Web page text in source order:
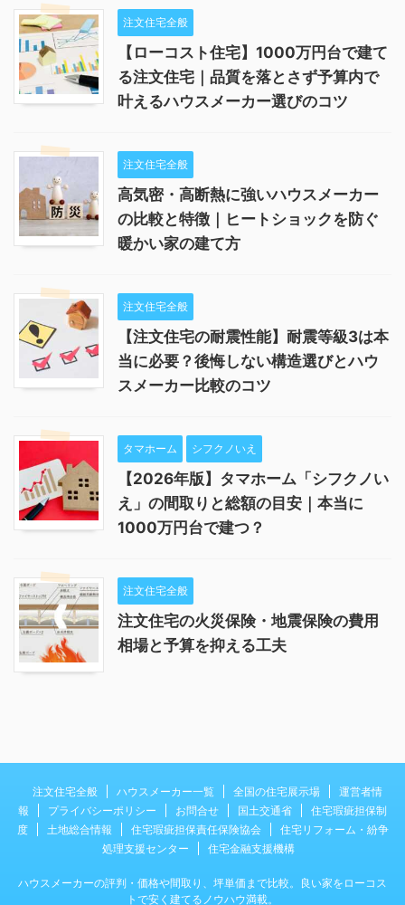
注文住宅全般
【ローコスト住宅】1000万円台で建て
る注文住宅｜品質を落とさず予算内で
叶えるハウスメーカー選びのコツ
注文住宅全般
高気密・高断熱に強いハウスメーカー
の比較と特徴｜ヒートショックを防ぐ
暖かい家の建て方
注文住宅全般
【注文住宅の耐震性能】耐震等級3は本
当に必要？後悔しない構造選びとハウ
スメーカー比較のコツ
タマホーム シフクノいえ
【2026年版】タマホーム「シフクノい
え」の間取りと総額の目安｜本当に
1000万円台で建つ？
注文住宅全般
注文住宅の火災保険・地震保険の費用
相場と予算を抑える工夫
注文住宅全般 ハウスメーカー一覧 全国の住宅展示場
運営者情
報
プライバシーポリシー お問合せ 国土交通省
住宅瑕疵担保制
度
土地総合情報 住宅瑕疵担保責任保険協会
住宅リフォーム・紛争
処理支援センター
住宅金融支援機構
ハウスメーカーの評判・価格や間取り、坪単価まで比較。良い家をローコス
トで安く建てるノウハウ満載。